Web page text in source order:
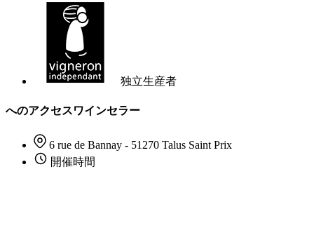
独立生産者
へのアクセスワインセラー
6 rue de Bannay - 51270 Talus Saint Prix
開催時間